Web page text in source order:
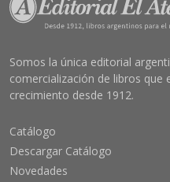
Somos la única editorial
comercialización de libros que
crecimiento desde 1912.
Catálogo
Descargar Catálogo
Novedades